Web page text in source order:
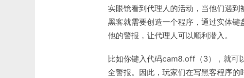
实眼镜看到代理人的活动，当他们遇
黑客就需要创造一个程序，通过实体
他的警报，让代理人可以顺利潜入。
比如你键入代码cam8.off（3），就可
全警报。因此，玩家们在写黑客程序